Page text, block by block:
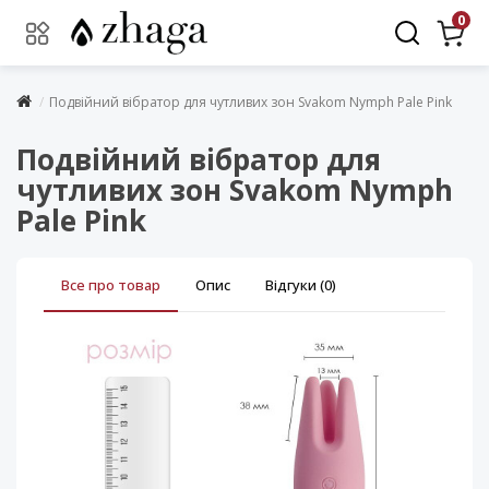
0
Подвійний вібратор для чутливих зон Svakom Nymph Pale Pink
Подвійний вібратор для
чутливих зон Svakom Nymph
Pale Pink
Все про товар Опис Відгуки (0)